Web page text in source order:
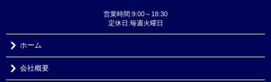
営業時間:9:00～18:30
定休日:毎週火曜日
ホーム
会社概要